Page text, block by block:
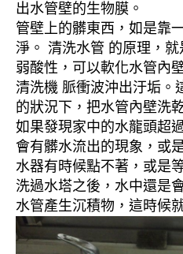
出水管壁的生物膜。
管壁上的髒東西，如是靠
淨。 清洗水管 的原理，
弱酸性，可以軟化水管內
清洗機 脈衝波沖出汙垢。
的狀況下，把水管內壁洗
如果發現家中的水龍頭超
會有髒水流出的現象，或
水器有時候點不著，或是
洗過水塔之後，水中還是
水管產生沉積物，這時候